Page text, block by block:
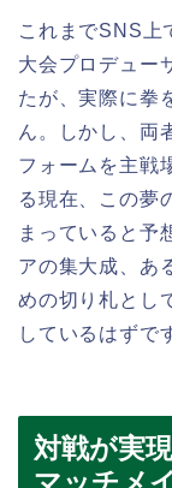
これまでSNS上
大会プロデュー
たが、実際に拳
ん。しかし、両
フォームを主戦
る現在、この夢
まっていると予
アの集大成、あ
めの切り札とし
しているはずで
対戦が実